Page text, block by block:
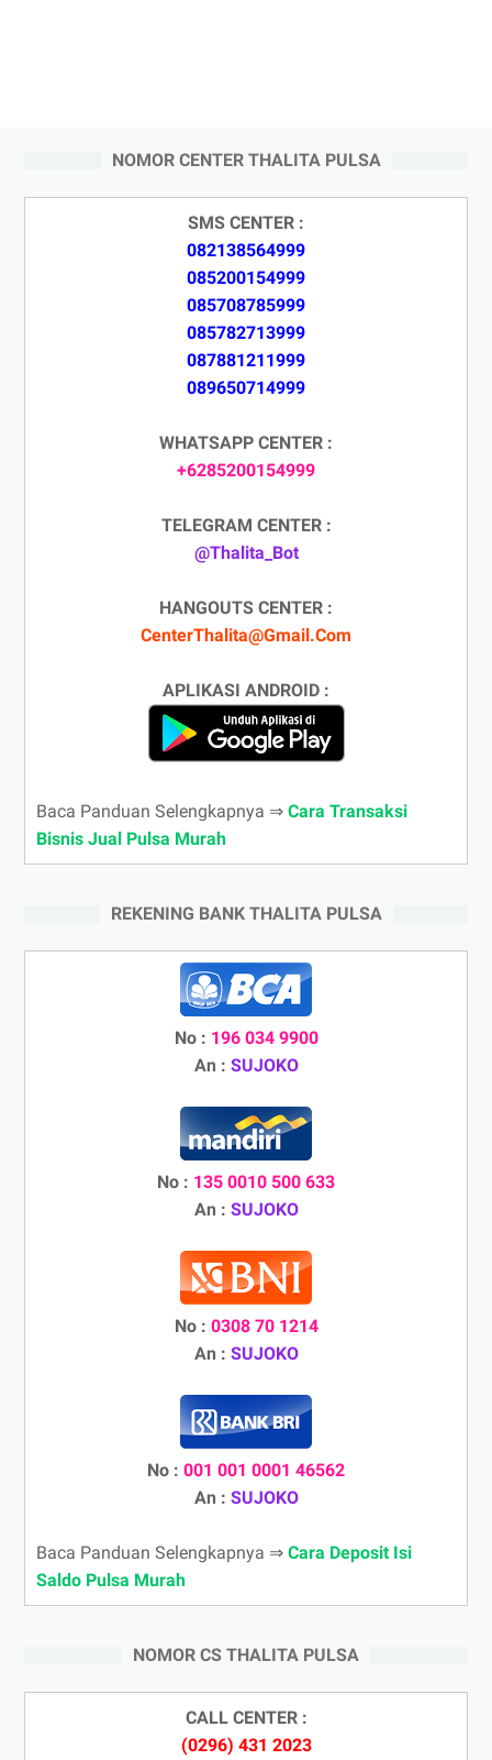
NOMOR CENTER THALITA PULSA
SMS CENTER :
082138564999
085200154999
085708785999
085782713999
087881211999
089650714999
WHATSAPP CENTER :
+6285200154999
TELEGRAM CENTER :
@Thalita_Bot
HANGOUTS CENTER :
CenterThalita@Gmail.Com
APLIKASI ANDROID :
Baca Panduan Selengkapnya ⇒ Cara Transaksi
Bisnis Jual Pulsa Murah
REKENING BANK THALITA PULSA
No : 196 034 9900
An : SUJOKO
No : 135 0010 500 633
An : SUJOKO
No : 0308 70 1214
An : SUJOKO
No : 001 001 0001 46562
An : SUJOKO
Baca Panduan Selengkapnya ⇒ Cara Deposit Isi
Saldo Pulsa Murah
NOMOR CS THALITA PULSA
CALL CENTER :
(0296) 431 2023